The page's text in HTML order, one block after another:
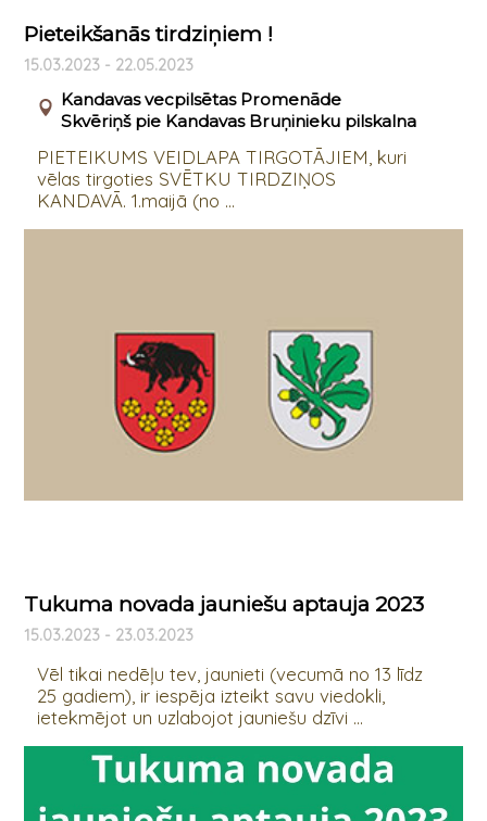
Pieteikšanās tirdziņiem !
15.03.2023 - 22.05.2023
Kandavas vecpilsētas Promenāde
Skvēriņš pie Kandavas Bruņinieku pilskalna
PIETEIKUMS VEIDLAPA TIRGOTĀJIEM, kuri
vēlas tirgoties SVĒTKU TIRDZIŅOS
KANDAVĀ. 1.maijā (no ...
Tukuma novada jauniešu aptauja 2023
15.03.2023 - 23.03.2023
Vēl tikai nedēļu tev, jaunieti (vecumā no 13 līdz
25 gadiem), ir iespēja izteikt savu viedokli,
ietekmējot un uzlabojot jauniešu dzīvi ...